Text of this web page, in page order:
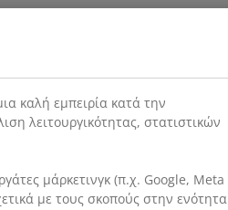
καλή εμπειρία κατά την
λειτουργικότητας, στατιστικών
μάρκετινγκ (π.χ. Google, Meta
με τους σκοπούς στην ενότητα